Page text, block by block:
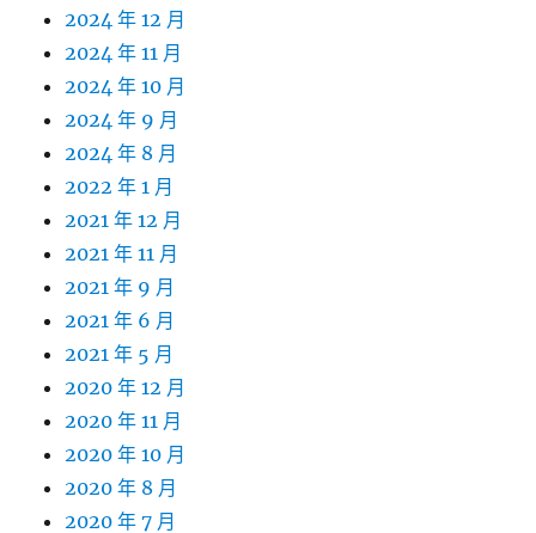
2024 年 12 月
2024 年 11 月
2024 年 10 月
2024 年 9 月
2024 年 8 月
2022 年 1 月
2021 年 12 月
2021 年 11 月
2021 年 9 月
2021 年 6 月
2021 年 5 月
2020 年 12 月
2020 年 11 月
2020 年 10 月
2020 年 8 月
2020 年 7 月